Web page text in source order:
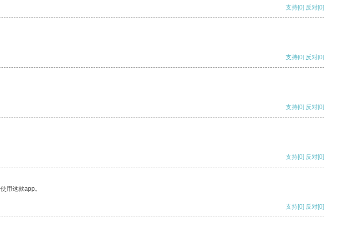
支持[0] 反对[0]
支持[0] 反对[0]
支持[0] 反对[0]
支持[0] 反对[0]
用这款app。
支持[0] 反对[0]